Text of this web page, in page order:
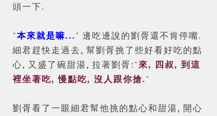
頭一下.
"本來就是嘛..." 邊吃邊說的劉胥還不肯停嘴.
細君趕快走過去, 幫劉胥挑了些好看好吃的點
心, 又盛了碗甜湯, 拉著劉胥:"來, 四叔, 到這
裡坐著吃, 慢點吃, 沒人跟你搶."
劉胥看了一眼細君幫他挑的點心和甜湯, 開心